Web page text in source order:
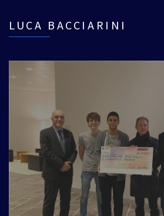
LUCA BACCIARINI